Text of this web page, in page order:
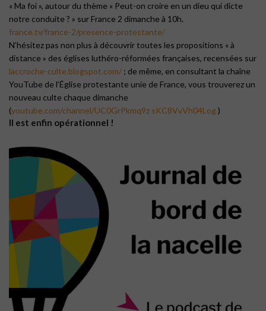
« Ma foi », autour du thème « Peut-on croire en un dieu qui dicte
notre conduite ? » sur France 2 dimanche à 10h.
france.tv/france-2/presence-protestante/
N’hésitez pas non plus à découvrir toutes les propositions « à
distance » des églises luthéro-réformées françaises, recensées sur
laccroche-culte.blogspot.com/ ; de même, en consultant la chaîne
YouTube de l’Église protestante unie de France, vous trouverez un
nouveau culte chaque dimanche
(youtube.com/channel/UC0GrPkmq9z sKC8VvVh04Log)
Il est enfin opérationnel !